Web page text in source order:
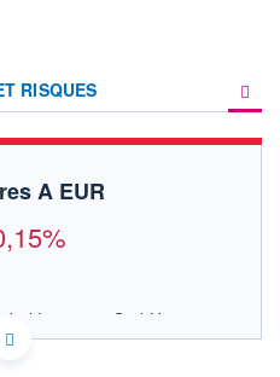
RISQUES
A EUR
Investors GmbH
AU 06/08/2026